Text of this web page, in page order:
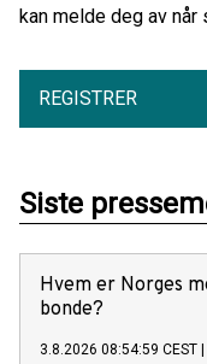
kan melde deg av når
REGISTRER
Siste
Hvem er Norges
bonde?
3.8.2026 08:54:59 CEST |